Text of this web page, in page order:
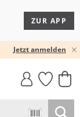
ZUR APP
Jetzt anmelden
MUST-HAVE